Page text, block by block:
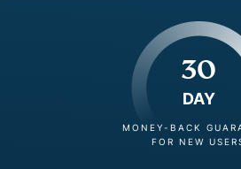
30
DAY
MONEY-BACK
FOR NEW